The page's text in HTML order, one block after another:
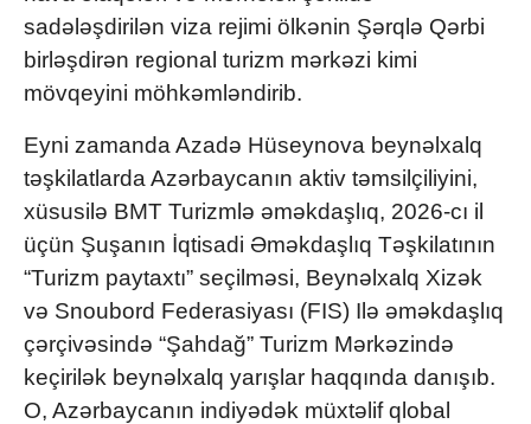
sadələşdirilən viza rejimi ölkənin Şərqlə Qərbi
birləşdirən regional turizm mərkəzi kimi
mövqeyini möhkəmləndirib.
Eyni zamanda Azadə Hüseynova beynəlxalq
təşkilatlarda Azərbaycanın aktiv təmsilçiliyini,
xüsusilə BMT Turizmlə əməkdaşlıq, 2026-cı il
üçün Şuşanın İqtisadi Əməkdaşlıq Təşkilatının
“Turizm paytaxtı” seçilməsi, Beynəlxalq Xizək
və Snoubord Federasiyası (FIS) Ilə əməkdaşlıq
çərçivəsində “Şahdağ” Turizm Mərkəzində
keçirilək beynəlxalq yarışlar haqqında danışıb.
O, Azərbaycanın indiyədək müxtəlif qlobal